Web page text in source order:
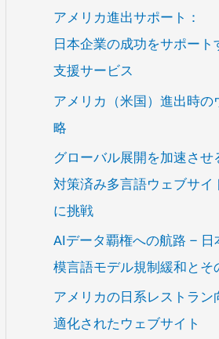
アメリカ進出サポート：
日本企業の成功をサポート
支援サービス
アメリカ（米国）進出時の
略
グローバル展開を加速させ
対策済み多言語ウェブサイ
に挑戦
AIデータ覇権への航路 – 日
模言語モデル規制緩和とそ
アメリカの日系レストラン
適化されたウェブサイト